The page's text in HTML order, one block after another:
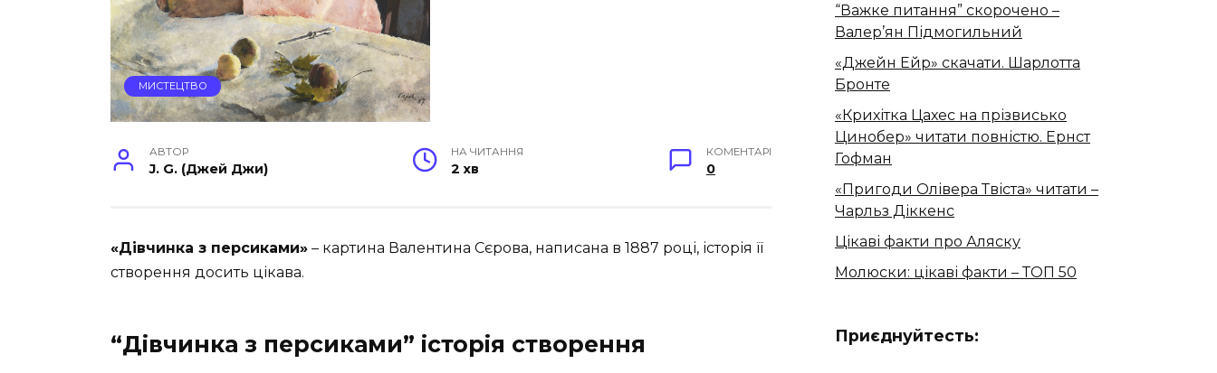
МИСТЕЦТВО
АВТОР
J. G. (Джей Джи)
НА ЧИТАННЯ
2 хв
КОМЕНТАРІ
0
«Дівчинка з персиками» – картина Валентина Сєрова, написана в 1887 році, історія її
створення досить цікава.
“Дівчинка з персиками” історія створення
“Важке питання” скорочено –
Валер’ян Підмогильний
«Джейн Ейр» скачати. Шарлотта
Бронте
«Крихітка Цахес на прізвисько
Цинобер» читати повністю. Ернст
Гофман
«Пригоди Олівера Твіста» читати –
Чарльз Діккенс
Цікаві факти про Аляску
Молюски: цікаві факти – ТОП 50
Приєднуйтесть: